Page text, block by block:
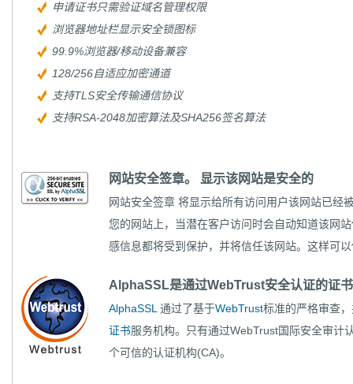
申请证书只需验证域名管理权限
浏览器地址栏显示安全锁图标
99.9%浏览器/移动设备兼容
128/256自适应加密通道
支持TLS安全传输通信协议
支持RSA-2048加密算法及SHA256签名算法
网站安全签章。 显示该网站是安全的
网站安全签章 将显示给所有访问用户该网站已经
您的网站上，当潜在客户访问时会自动知道该网
感信息都将受到保护，并将信任该网站。这样可
AlphaSSL是通过WebTrust安全认证的证
AlphaSSL 通过了基于WebTrust标准的严格审查
证书服务机构。只有通过WebTrust国际安全审计
个可信的认证机构(CA)。